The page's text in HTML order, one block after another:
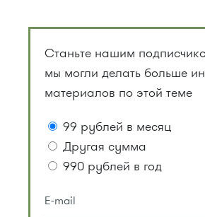
Станьте нашим
мы могли делать больше
материалов по этой теме
99 рублей в месяц
Другая сумма
990 рублей в год
E-mail